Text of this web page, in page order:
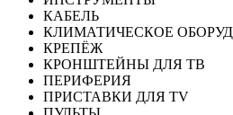
КАБЕЛЬ
КЛИМАТИЧЕСКОЕ
КРЕПЁЖ
КРОНШТЕЙНЫ ДЛЯ ТВ
ПЕРИФЕРИЯ
ПРИСТАВКИ ДЛЯ TV